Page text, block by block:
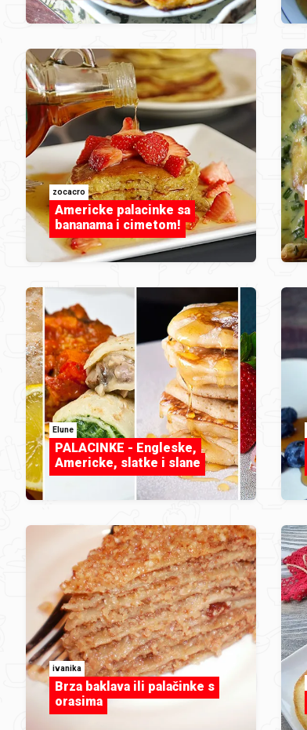
zocacro
Americke palacinke sa
bananama i cimetom!
Elune
PALACINKE - Engleske,
Americke, slatke i slane
ivanika
Brza baklava ili palačinke s
orasima